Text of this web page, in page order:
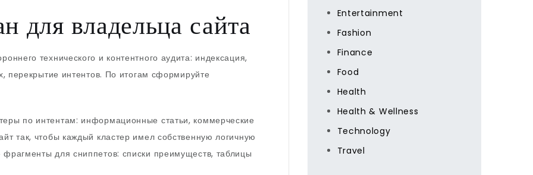
для владельца сайта
технического и контентного аудита: индексация,
перекрытие интентов. По итогам сформируйте
по интентам: информационные статьи, коммерческие
так, чтобы каждый кластер имел собственную логичную
для сниппетов: списки преимуществ, таблицы
Entertainment
Fashion
Finance
Food
Health
Health & Wellness
Technology
Travel